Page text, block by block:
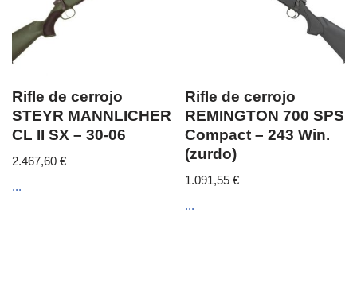
Rifle de cerrojo
STEYR MANNLICHER
CL II SX – 30-06
2.467,60 €
...
Rifle de cerrojo
REMINGTON 700 SPS
Compact – 243 Win.
(zurdo)
1.091,55€
...